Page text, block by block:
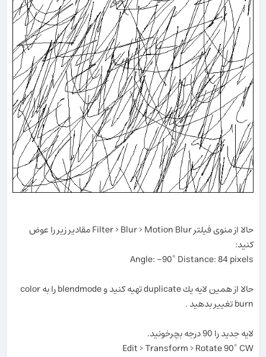
حالا از منوی فیلتر Filter > Blur > Motion Blur مقادیر زیر را عوض
كنید:
Angle: -90˚ Distance: 84 pixels
حالا از همین لایه یك duplicate تهیه كنید و blendmode را به color
burn تغییر بدهید .
لایه جدید را 90 درجه بچرخونید.
Edit > Transform > Rotate 90˚ CW